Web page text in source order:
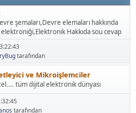
şemaları,Devre elemaları hakkında
Hakkıda sou cevap
tarafından
ve Mikroişlemciler
tüm dijital elektronik dünyası
tarafından